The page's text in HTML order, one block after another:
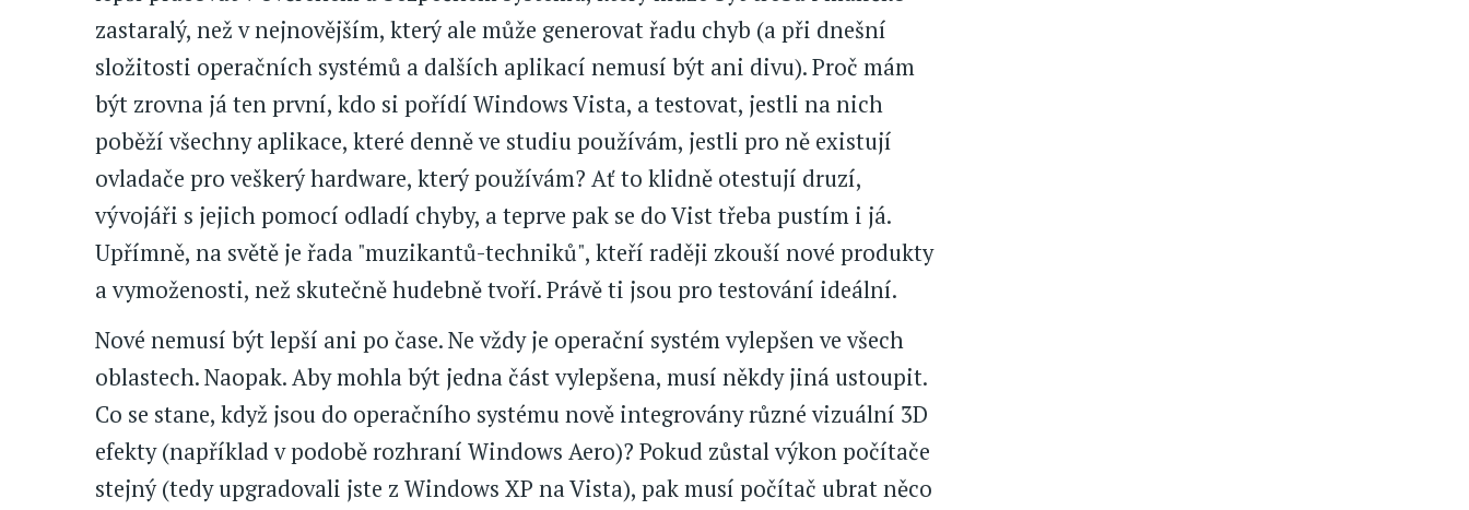
zastaralý, než v nejnovějším, který ale může generovat řadu chyb (a při dnešní
složitosti operačních systémů a dalších aplikací nemusí být ani divu). Proč mám
být zrovna já ten první, kdo si pořídí Windows Vista, a testovat, jestli na nich
poběží všechny aplikace, které denně ve studiu používám, jestli pro ně existují
ovladače pro veškerý hardware, který používám? Ať to klidně otestují druzí,
vývojáři s jejich pomocí odladí chyby, a teprve pak se do Vist třeba pustím i já.
Upřímně, na světě je řada "muzikantů-techniků", kteří raději zkouší nové produkty
a vymoženosti, než skutečně hudebně tvoří. Právě ti jsou pro testování ideální.
Nové nemusí být lepší ani po čase. Ne vždy je operační systém vylepšen ve všech
oblastech. Naopak. Aby mohla být jedna část vylepšena, musí někdy jiná ustoupit.
Co se stane, když jsou do operačního systému nově integrovány různé vizuální 3D
efekty (například v podobě rozhraní Windows Aero)? Pokud zůstal výkon počítače
stejný (tedy upgradovali jste z Windows XP na Vista), pak musí počítač ubrat něco